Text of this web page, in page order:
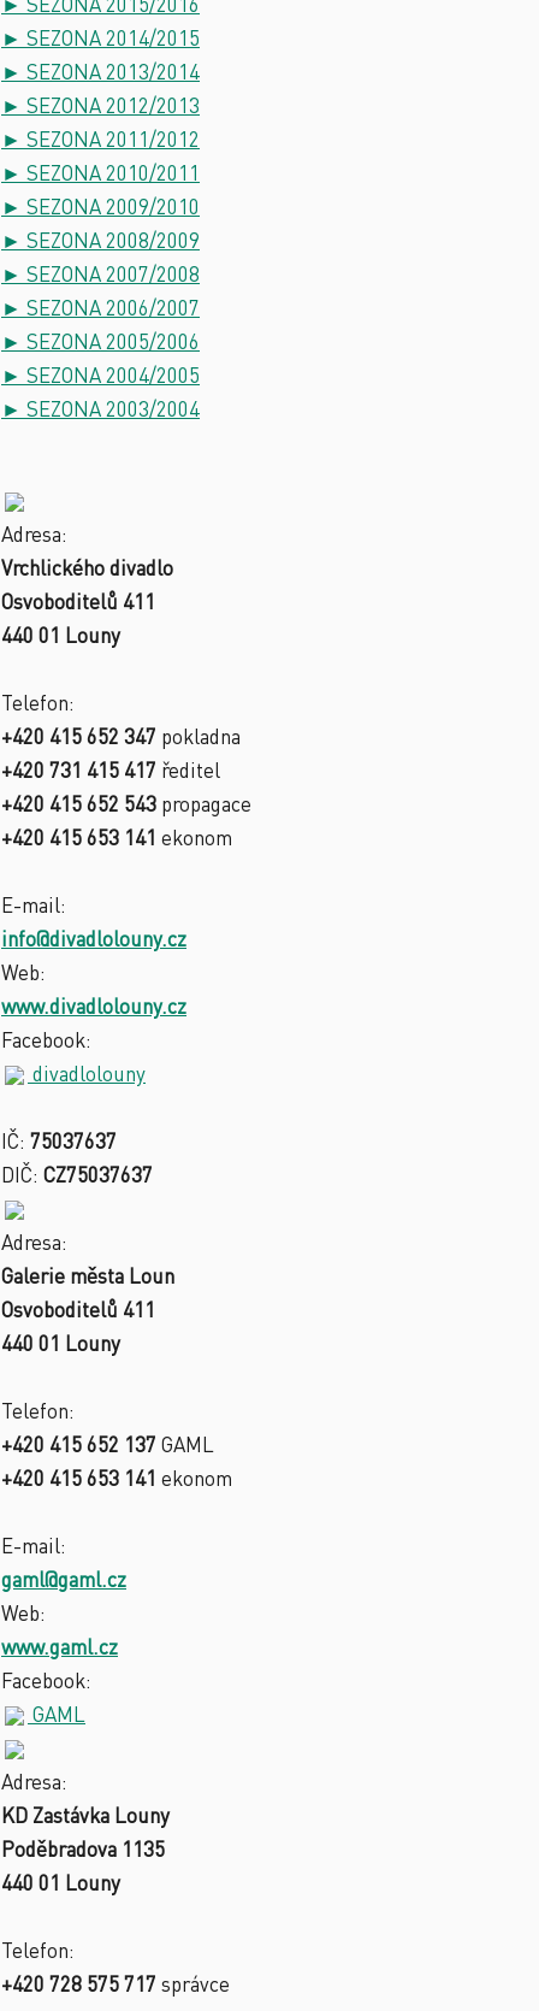
► SEZONA 2014/2015
► SEZONA 2013/2014
► SEZONA 2012/2013
► SEZONA 2011/2012
► SEZONA 2010/2011
► SEZONA 2009/2010
► SEZONA 2008/2009
► SEZONA 2007/2008
► SEZONA 2006/2007
► SEZONA 2005/2006
► SEZONA 2004/2005
► SEZONA 2003/2004
Adresa:
Vrchlického divadlo
Osvoboditelů 411
440 01 Louny
Telefon:
+420 415 652 347 pokladna
+420 731 415 417 ředitel
+420 415 652 543 propagace
+420 415 653 141 ekonom
E-mail:
info@divadlolouny.cz
Web:
www.divadlolouny.cz
Facebook:
divadlolouny
IČ: 75037637
DIČ: CZ75037637
Adresa:
Galerie města Loun
Osvoboditelů 411
440 01 Louny
Telefon:
+420 415 652 137 GAML
+420 415 653 141 ekonom
E-mail:
gaml@gaml.cz
Web:
www.gaml.cz
Facebook:
GAML
Adresa:
KD Zastávka Louny
Poděbradova 1135
440 01 Louny
Telefon:
+420 728 575 717 správce